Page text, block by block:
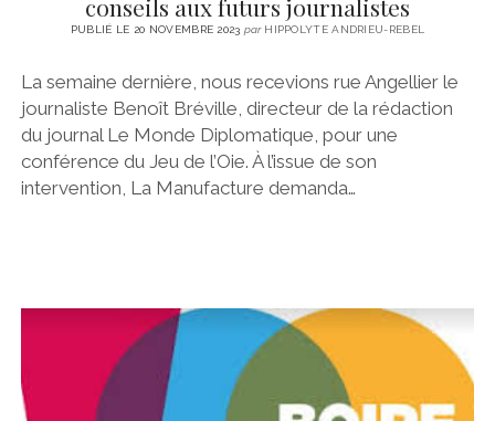
conseils aux futurs journalistes
PUBLIÉ LE 20 NOVEMBRE 2023 parHIPPOLYTE ANDRIEU-REBEL
La semaine dernière, nous recevions rue Angellier le
journaliste Benoît Bréville, directeur de la rédaction
du journal Le Monde Diplomatique, pour une
conférence du Jeu de l’Oie. À l’issue de son
intervention, La Manufacture demanda…